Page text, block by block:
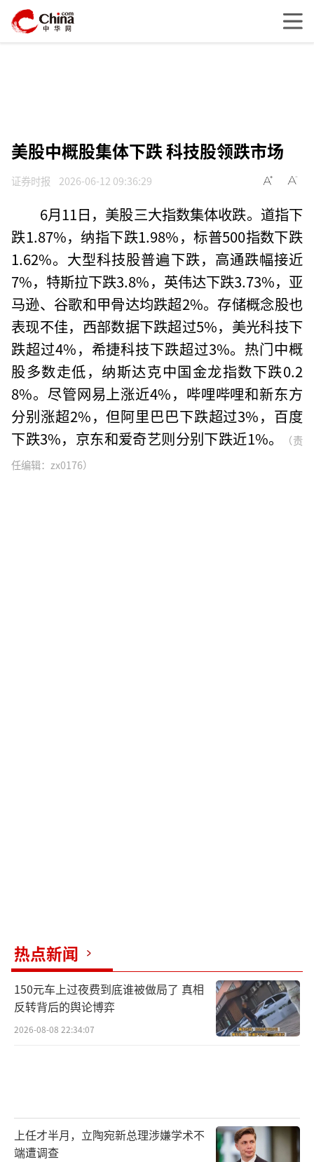
美股中概股集体下跌 科技股领跌市场
证券时报 2026-06-12 09:36:29
6月11日，美股三大指数集体收跌。道指下
跌1.87%，纳指下跌1.98%，标普500指数下跌
1.62%。大型科技股普遍下跌，高通跌幅接近
7%，特斯拉下跌3.8%，英伟达下跌3.73%，亚
马逊、谷歌和甲骨达均跌超2%。存储概念股也
表现不佳，西部数据下跌超过5%，美光科技下
跌超过4%，希捷科技下跌超过3%。热门中概
股多数走低，纳斯达克中国金龙指数下跌0.2
8%。尽管网易上涨近4%，哔哩哔哩和新东方
分别涨超2%，但阿里巴巴下跌超过3%，百度
下跌3%，京东和爱奇艺则分别下跌近1%。
（责
任编辑：zx0176）
热点新闻
150元车上过夜费到底谁被做局了 真相
反转背后的舆论博弈
2026-08-08 22:34:07
上任才半月，立陶宛新总理涉嫌学术不
端遭调查